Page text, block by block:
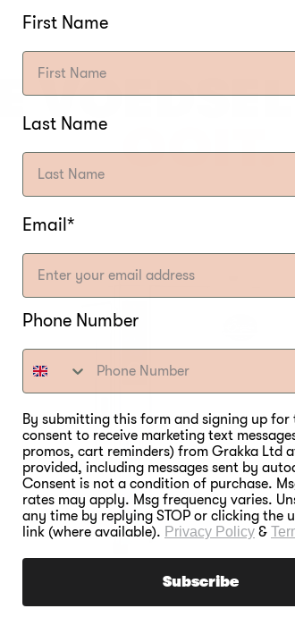
OOIT.
First Name
Last Name
Email*
Phone Number
By submitting this form and signing up for
consent to receive marketing text
promos, cart reminders) from Grakka Ltd
provided, including messages sent by
Consent is not a condition of purchase.
rates may apply. Msg frequency varies.
any time by replying STOP or clicking the
link (where available). Privacy Policy &
Subscribe